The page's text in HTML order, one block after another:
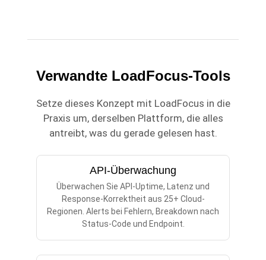
Verwandte LoadFocus-Tools
Setze dieses Konzept mit LoadFocus in die
Praxis um, derselben Plattform, die alles
antreibt, was du gerade gelesen hast.
API-Überwachung
Überwachen Sie API-Uptime, Latenz und
Response-Korrektheit aus 25+ Cloud-
Regionen. Alerts bei Fehlern, Breakdown nach
Status-Code und Endpoint.